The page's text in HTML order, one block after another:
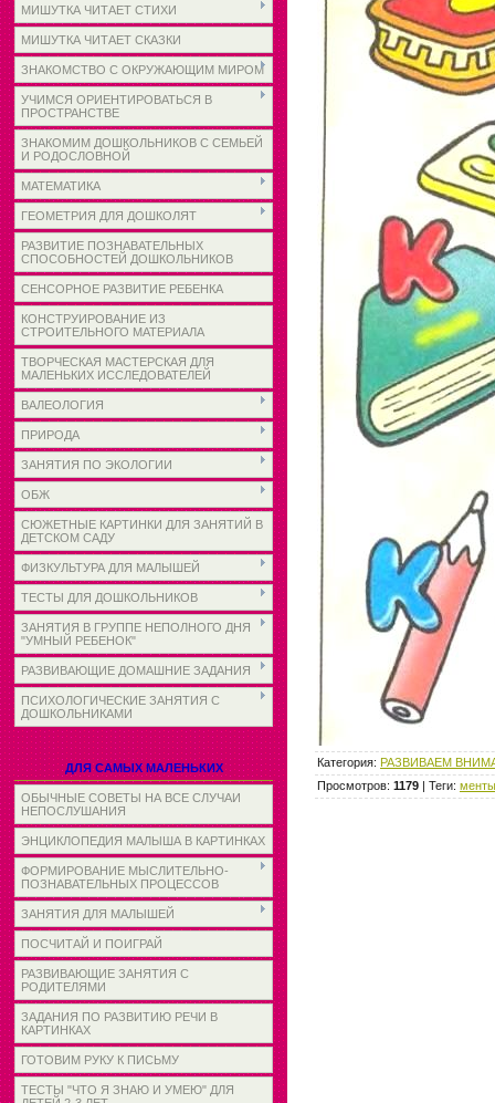
МИШУТКА ЧИТАЕТ СТИХИ
МИШУТКА ЧИТАЕТ СКАЗКИ
ЗНАКОМСТВО С ОКРУЖАЮЩИМ МИРОМ
УЧИМСЯ ОРИЕНТИРОВАТЬСЯ В
ПРОСТРАНСТВЕ
ЗНАКОМИМ ДОШКОЛЬНИКОВ С СЕМЬЕЙ
И РОДОСЛОВНОЙ
МАТЕМАТИКА
ГЕОМЕТРИЯ ДЛЯ ДОШКОЛЯТ
РАЗВИТИЕ ПОЗНАВАТЕЛЬНЫХ
СПОСОБНОСТЕЙ ДОШКОЛЬНИКОВ
СЕНСОРНОЕ РАЗВИТИЕ РЕБЕНКА
КОНСТРУИРОВАНИЕ ИЗ
СТРОИТЕЛЬНОГО МАТЕРИАЛА
ТВОРЧЕСКАЯ МАСТЕРСКАЯ ДЛЯ
МАЛЕНЬКИХ ИССЛЕДОВАТЕЛЕЙ
ВАЛЕОЛОГИЯ
ПРИРОДА
ЗАНЯТИЯ ПО ЭКОЛОГИИ
ОБЖ
СЮЖЕТНЫЕ КАРТИНКИ ДЛЯ ЗАНЯТИЙ В
ДЕТСКОМ САДУ
ФИЗКУЛЬТУРА ДЛЯ МАЛЫШЕЙ
ТЕСТЫ ДЛЯ ДОШКОЛЬНИКОВ
ЗАНЯТИЯ В ГРУППЕ НЕПОЛНОГО ДНЯ
"УМНЫЙ РЕБЕНОК"
РАЗВИВАЮЩИЕ ДОМАШНИЕ ЗАДАНИЯ
ПСИХОЛОГИЧЕСКИЕ ЗАНЯТИЯ С
ДОШКОЛЬНИКАМИ
ДЛЯ САМЫХ МАЛЕНЬКИХ
ОБЫЧНЫЕ СОВЕТЫ НА ВСЕ СЛУЧАИ
НЕПОСЛУШАНИЯ
ЭНЦИКЛОПЕДИЯ МАЛЫША В КАРТИНКАХ
ФОРМИРОВАНИЕ МЫСЛИТЕЛЬНО-
ПОЗНАВАТЕЛЬНЫХ ПРОЦЕССОВ
ЗАНЯТИЯ ДЛЯ МАЛЫШЕЙ
ПОСЧИТАЙ И ПОИГРАЙ
РАЗВИВАЮЩИЕ ЗАНЯТИЯ С
РОДИТЕЛЯМИ
ЗАДАНИЯ ПО РАЗВИТИЮ РЕЧИ В
КАРТИНКАХ
ГОТОВИМ РУКУ К ПИСЬМУ
ТЕСТЫ "ЧТО Я ЗНАЮ И УМЕЮ" ДЛЯ
Категория: РАЗВИВАЕМ
Просмотров: 1179 | Теги: